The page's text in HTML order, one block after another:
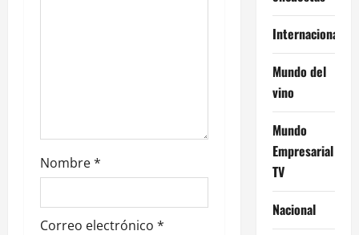
d
a
s
Nombre*
Correo electrónico *
Internacional
Mundo del
vino
Mundo
Empresarial
TV
Nacional